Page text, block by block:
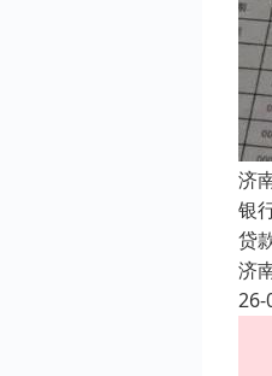
济
银
贷
济
26-